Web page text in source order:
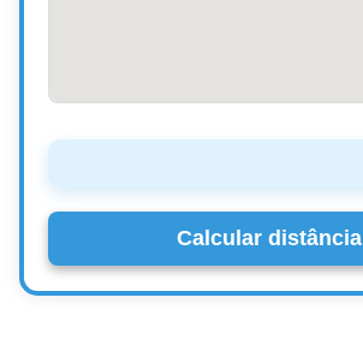
Calcular distância